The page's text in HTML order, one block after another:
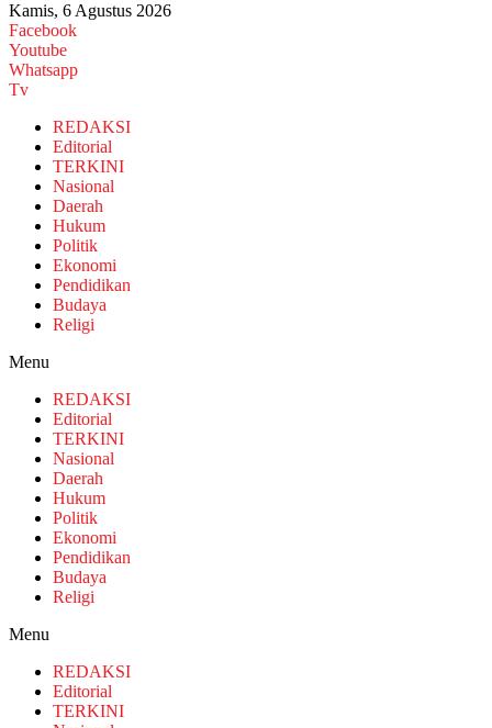
Kamis, 6 Agustus 2026
Facebook
Youtube
Whatsapp
Tv
REDAKSI
Editorial
TERKINI
Nasional
Daerah
Hukum
Politik
Ekonomi
Pendidikan
Budaya
Religi
Menu
REDAKSI
Editorial
TERKINI
Nasional
Daerah
Hukum
Politik
Ekonomi
Pendidikan
Budaya
Religi
Menu
REDAKSI
Editorial
TERKINI